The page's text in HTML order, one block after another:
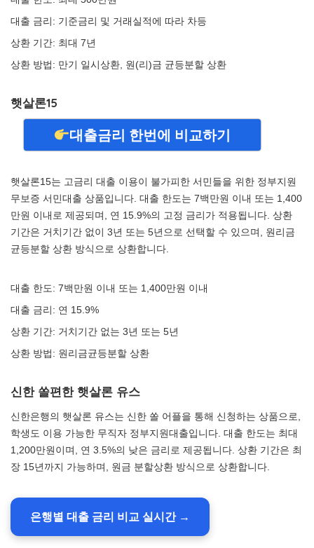
대출 금리: 기준금리 및 거래실적에 따라 차등
상환 기간: 최대 7년
상환 방법: 만기 일시상환, 원(리)금 균등분할 상환
햇살론15
대출금리 한번에 비교하기
햇살론15는 고금리 대출 이용이 불가피한 서민들을 위한 정부지원
무보증 서민대출 상품입니다. 대출 한도는 7백만원 이내 또는 1,400
만원 이내로 제공되며, 연 15.9%의 고정 금리가 적용됩니다. 상환
기간은 거치기간 없이 3년 또는 5년으로 선택할 수 있으며, 원리금
균등분할 상환 방식으로 상환합니다.
대출 한도: 7백만원 이내 또는 1,400만원 이내
대출 금리: 연 15.9%
상환 기간: 거치기간 없는 3년 또는 5년
상환 방법: 원리금균등분할 상환
신한 쏠편한 햇살론 유스
신한은행의 햇살론 유스는 신한 쏠 어플을 통해 신청하는 상품으로,
학생도 이용 가능한 무직자 정부지원대출입니다. 대출 한도는 최대
1,200만원이며, 연 3.5%의 낮은 금리로 제공됩니다. 상환 기간은 최
장 15년까지 가능하며, 원금 분할상환 방식으로 상환합니다.
은행별 대출 금리 비교 실시간 →